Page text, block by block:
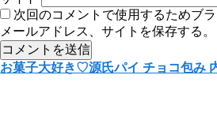
次回のコメントで使用するためブ
メールアドレス、サイトを保存する。
投
お菓子大好き♡源氏パイ チョコ包み